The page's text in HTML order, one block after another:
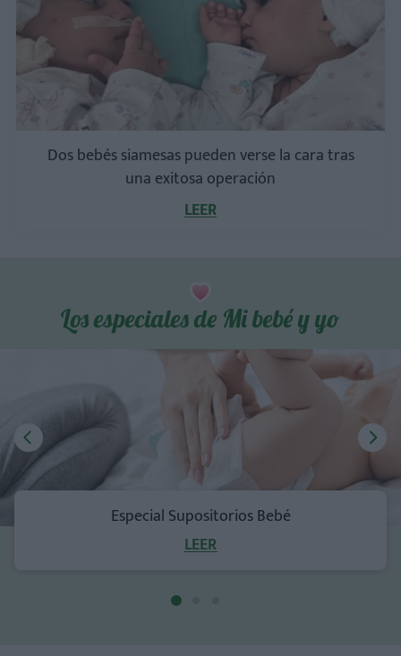
Los especiales de Mi bebé y yo
Especial Supositorios Bebé
LEER
Dos bebés siamesas pueden verse la cara tras
una exitosa operación
LEER